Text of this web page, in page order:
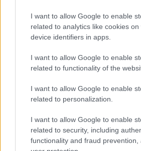
I want to allow Google to enable
related to analytics like cookies on
device identifiers in apps.
I want to allow Google to enable
related to functionality of the
I want to allow Google to enable
related to personalization.
I want to allow Google to enable
related to security, including
functionality and fraud prevention,
Pridajte túto surovinu do
hladšie a pevnejšie. Starý trik
naše babičky
vyhnite. Týchto 7 vecí robí
zastaralou
Inšpirácie
predsieň,plast, oranžová